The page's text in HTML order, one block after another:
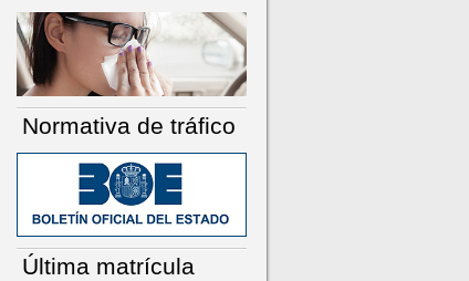
Normativa de tráfico
Última matrícula